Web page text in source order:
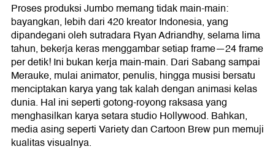
Proses produksi Jumbo memang tidak main-main:
bayangkan, lebih dari 420 kreator Indonesia, yang
dipandegani oleh sutradara Ryan Adriandhy, selama lima
tahun, bekerja keras menggambar setiap frame—24 frame
per detik! Ini bukan kerja main-main. Dari Sabang sampai
Merauke, mulai animator, penulis, hingga musisi bersatu
menciptakan karya yang tak kalah dengan animasi kelas
dunia. Hal ini seperti gotong-royong raksasa yang
menghasilkan karya setara studio Hollywood. Bahkan,
media asing seperti Variety dan Cartoon Brew pun memuji
kualitas visualnya.